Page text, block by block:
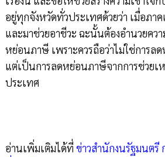
อยู่ทุกจังหวัดทั่วประเทศด้วยว่า เมื่อภา
และมาช่วยอาชีวะ ฉะนั้นต้องอำนวยคว
หย่อนภาษี เพราะควรถือว่าไม่ใช่การ
แต่เป็นการลดหย่อนภาษีจากการช่วยเ
ประเทศ
อ่านเพิ่มเติมได้ที่ ข่าวสำนักงนรัฐมนตรี